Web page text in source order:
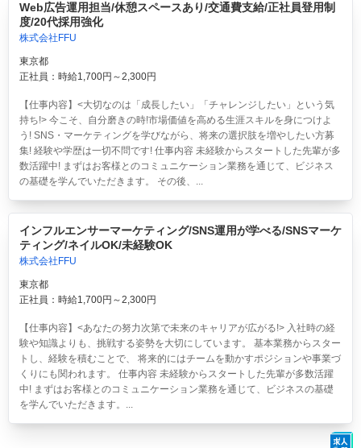
Web広告運用担当/休憩スペースあり/交通費支給/正社員登用制
度/20代採用強化
株式会社FFU
東京都
正社員：時給1,700円～2,300円
【仕事内容】<大切なのは「成長したい」「チャレンジしたい」という気
持ち!> 今こそ、自分磨きの時!市場価値を高める生涯スキルを身につけよ
う! SNS・マーケティングを学びながら、将来の選択肢を増やしたい方募
集! 経験や学歴は一切不問です! 仕事内容 未経験からスタートした先輩が多
数活躍中! まずはお客様とのコミュニケーション業務を通じて、ビジネス
の基礎を学んでいただきます。 その後、...
インフルエンサーマーケティング/SNS運用が学べる/SNSマーケ
ティング/ネイルOK/未経験OK
株式会社FFU
東京都
正社員：時給1,700円～2,300円
【仕事内容】<あなたの努力次第で未来のキャリアが広がる!> 入社時の経
験や知識よりも、挑戦する姿勢を大切にしています。 基本業務からスター
トし、経験を積むことで、 将来的にはチームを動かすポジションや事業づ
くりにも関われます。 仕事内容 未経験からスタートした先輩が多数活躍
中! まずはお客様とのコミュニケーション業務を通じて、ビジネスの基礎
を学んでいただきます。...